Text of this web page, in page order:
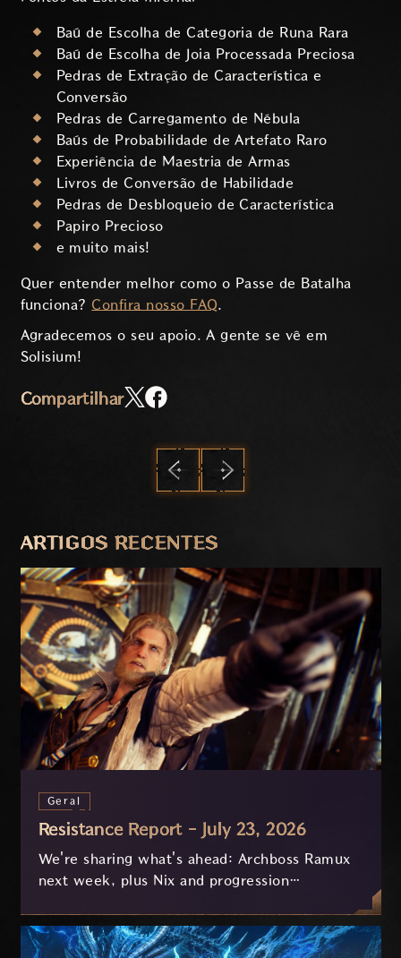
Baú de Escolha de Categoria de Runa Rara
Baú de Escolha de Joia Processada Preciosa
Pedras de Extração de Característica e
Conversão
Pedras de Carregamento de Nébula
Baús de Probabilidade de Artefato Raro
Experiência de Maestria de Armas
Livros de Conversão de Habilidade
Pedras de Desbloqueio de Característica
Papiro Precioso
e muito mais!
Quer entender melhor como o Passe de Batalha
funciona? Confira nosso FAQ.
Agradecemos o seu apoio. A gente se vê em
Solisium!
Compartilhar
ARTIGOS RECENTES
Geral
Resistance Report - July 23, 2026
We're sharing what's ahead: Archboss Ramux
next week, plus Nix and progression
on your feedback.